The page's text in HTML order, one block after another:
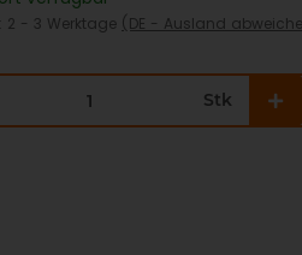
2 - 3 Werktage (DE - Ausland
Stk